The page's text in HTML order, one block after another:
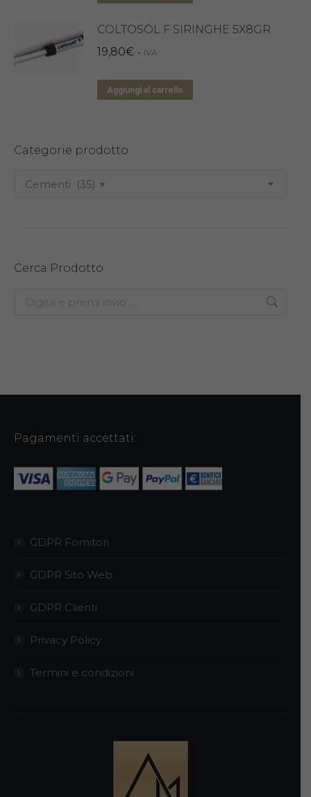
COLTOSOL F SIRINGHE 5X8GR
19,80€ + IVA
Aggiungi al carrello
Categorie prodotto
×
Cementi (35)
Cerca Prodotto
Pagamenti accettati:
GDPR Fornitori
GDPR Sito Web
GDPR Clienti
Privacy Policy
Termini e condizioni